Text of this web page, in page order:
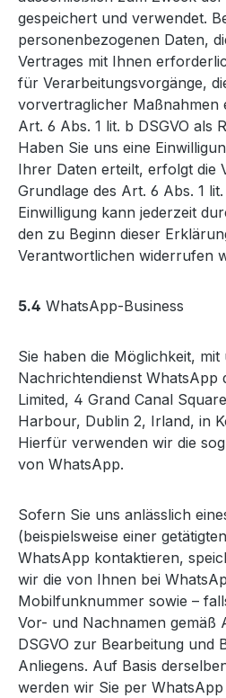
gespeichert und verwendet.
personenbezogenen Daten,
Vertrages mit Ihnen
für Verarbeitungsvorgänge,
vorvertraglicher Maßnahmen
Art. 6 Abs. 1 lit. b DSGVO als
Haben Sie uns eine
Ihrer Daten erteilt, erfolgt die
Grundlage des Art. 6 Abs. 1
Einwilligung kann jederzeit
den zu Beginn dieser
Verantwortlichen widerrufen
5.4 WhatsApp-Business
Sie haben die Möglichkeit,
Nachrichtendienst WhatsApp
Limited, 4 Grand Canal
Harbour, Dublin 2, Irland, in
Hierfür verwenden wir die
von WhatsApp.
Sofern Sie uns anlässlich
(beispielsweise einer
WhatsApp kontaktieren,
wir die von Ihnen bei
Mobilfunknummer sowie –
Vor- und Nachnamen gemäß
DSGVO zur Bearbeitung und
Anliegens. Auf Basis
werden wir Sie per